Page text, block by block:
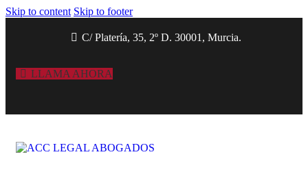
Skip to content Skip to footer
C/ Platería, 35, 2º D. 30001, Murcia.
LLAMA AHORA